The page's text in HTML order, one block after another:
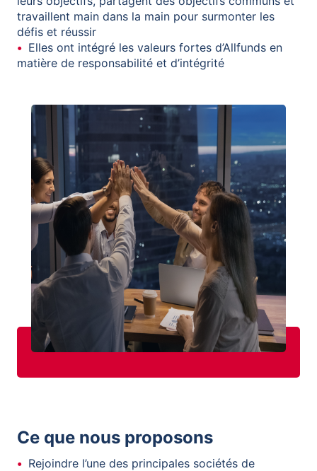
travaillent main dans la main pour surmonter les
défis et réussir
Elles ont intégré les valeurs fortes d’Allfunds en
matière de responsabilité et d’intégrité
Ce que nous proposons
Rejoindre l’une des principales sociétés de